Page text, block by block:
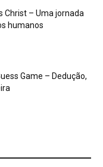
Christ – Uma jornada
humanos
Game – Dedução,